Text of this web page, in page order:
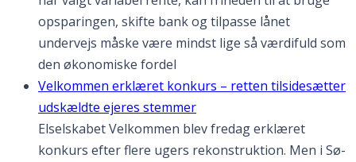
opsparingen, skifte bank og tilpasse lånet
undervejs måske være mindst lige så værdifuld som
den økonomiske fordel
Velkommen erklæret konkurs – retten tilsidesætter
udskældte ejeres stemmer
Elselskabet Velkommen blev fredag erklæret
konkurs efter flere ugers rekonstruktion. Men i Sø-